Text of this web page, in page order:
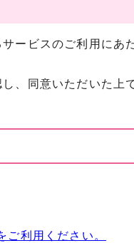
ービスのご利用にあ
、同意いただいた上
利用ください。